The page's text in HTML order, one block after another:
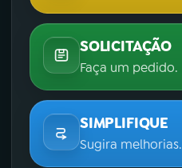
SOLICITAÇÃO
Faça um pedido.
SIMPLIFIQUE
Sugira melhorias.